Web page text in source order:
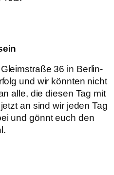
36 in Berlin-
und wir könnten nicht
alle, die diesen Tag mit
an sind wir jeden Tag
und gönnt euch den